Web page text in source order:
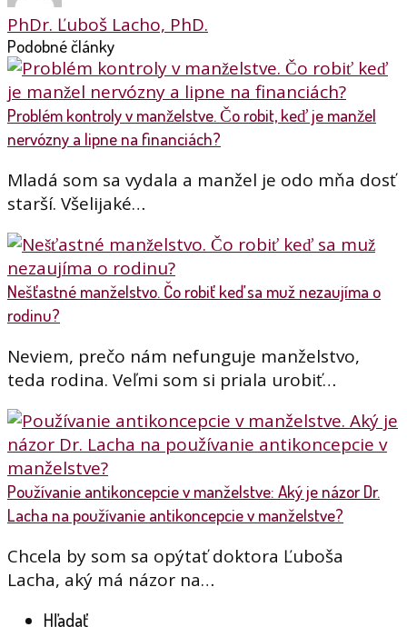
PhDr. Ľuboš Lacho, PhD.
Podobné články
Problém kontroly v manželstve. Čo robit, keď je manžel
nervózny a lipne na financiách?
Mladá som sa vydala a manžel je odo mňa dosť
starší. Všelijaké…
Nešťastné manželstvo. Čo robiť keď sa muž nezaujíma o
rodinu?
Neviem, prečo nám nefunguje manželstvo,
teda rodina. Veľmi som si priala urobiť…
Používanie antikoncepcie v manželstve: Aký je názor Dr.
Lacha na používanie antikoncepcie v manželstve?
Chcela by som sa opýtať doktora Ľuboša
Lacha, aký má názor na…
Hľadať